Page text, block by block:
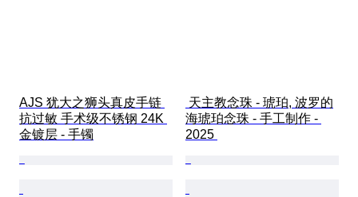
AJS 犹大之狮头真皮手链
抗过敏 手术级不锈钢 24K
金镀层 - 手镯
海琥珀念珠 - 手工制作 -
2025